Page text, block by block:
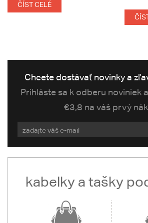
ČÍST CELÉ
Chcete dostávať novinky a
Prihláste sa k odberu noviniek
€3,8 na váš prvý
kabelky a tašky